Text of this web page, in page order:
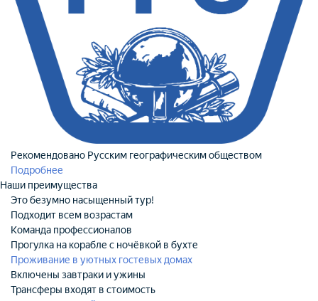
Рекомендовано Русским географическим обществом
Подробнее
Наши преимущества
Это безумно насыщенный тур!
Подходит всем возрастам
Команда профессионалов
Прогулка на корабле с ночёвкой в бухте
Проживание в уютных гостевых домах
Включены завтраки и ужины
Трансферы входят в стоимость